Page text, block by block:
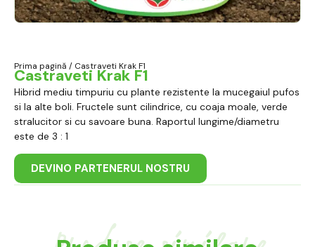
Prima pagină / Castraveti Krak F1
Castraveti Krak F1
Hibrid mediu timpuriu cu plante rezistente la mucegaiul pufos
si la alte boli. Fructele sunt cilindrice, cu coaja moale, verde
stralucitor si cu savoare buna. Raportul lungime/diametru
este de 3 : 1
DEVINO PARTENERUL NOSTRU